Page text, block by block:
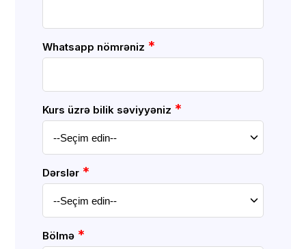
Whatsapp nömrəniz *
Kurs üzrə bilik səviyyəniz *
Dərslər *
Bölmə *